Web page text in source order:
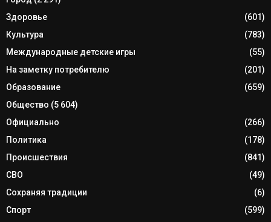
Здоровье
(601)
Культура
(783)
Международные детские игры
(55)
На заметку потребителю
(201)
Образование
(659)
Общество (5 604)
Официально
(266)
Политика
(178)
Происшествия
(841)
СВО
(49)
Сохраняя традиции
(6)
Спорт
(599)